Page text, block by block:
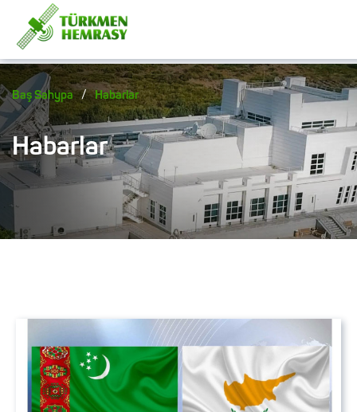
Baş Sahypa / Habarlar
Habarlar